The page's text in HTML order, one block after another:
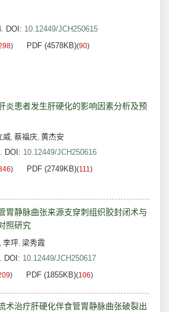
DOI: 10.12449/JCH250615
) PDF (4578KB)(90)
炎患者发生肝硬化的影响因素分析及预
威, 蔡福庆, 黄杰安
DOI: 10.12449/JCH250616
) PDF (2749KB)(111)
胃静脉曲张来源支穿刺组织胶封闭术与
照研究
, 李坪, 梁秀霞
DOI: 10.12449/JCH250617
) PDF (1855KB)(106)
术治疗肝硬化伴食管胃静脉曲张破裂出